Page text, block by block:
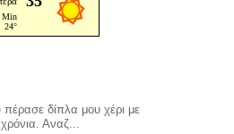
δίπλα μου χέρι με
Αναζ...